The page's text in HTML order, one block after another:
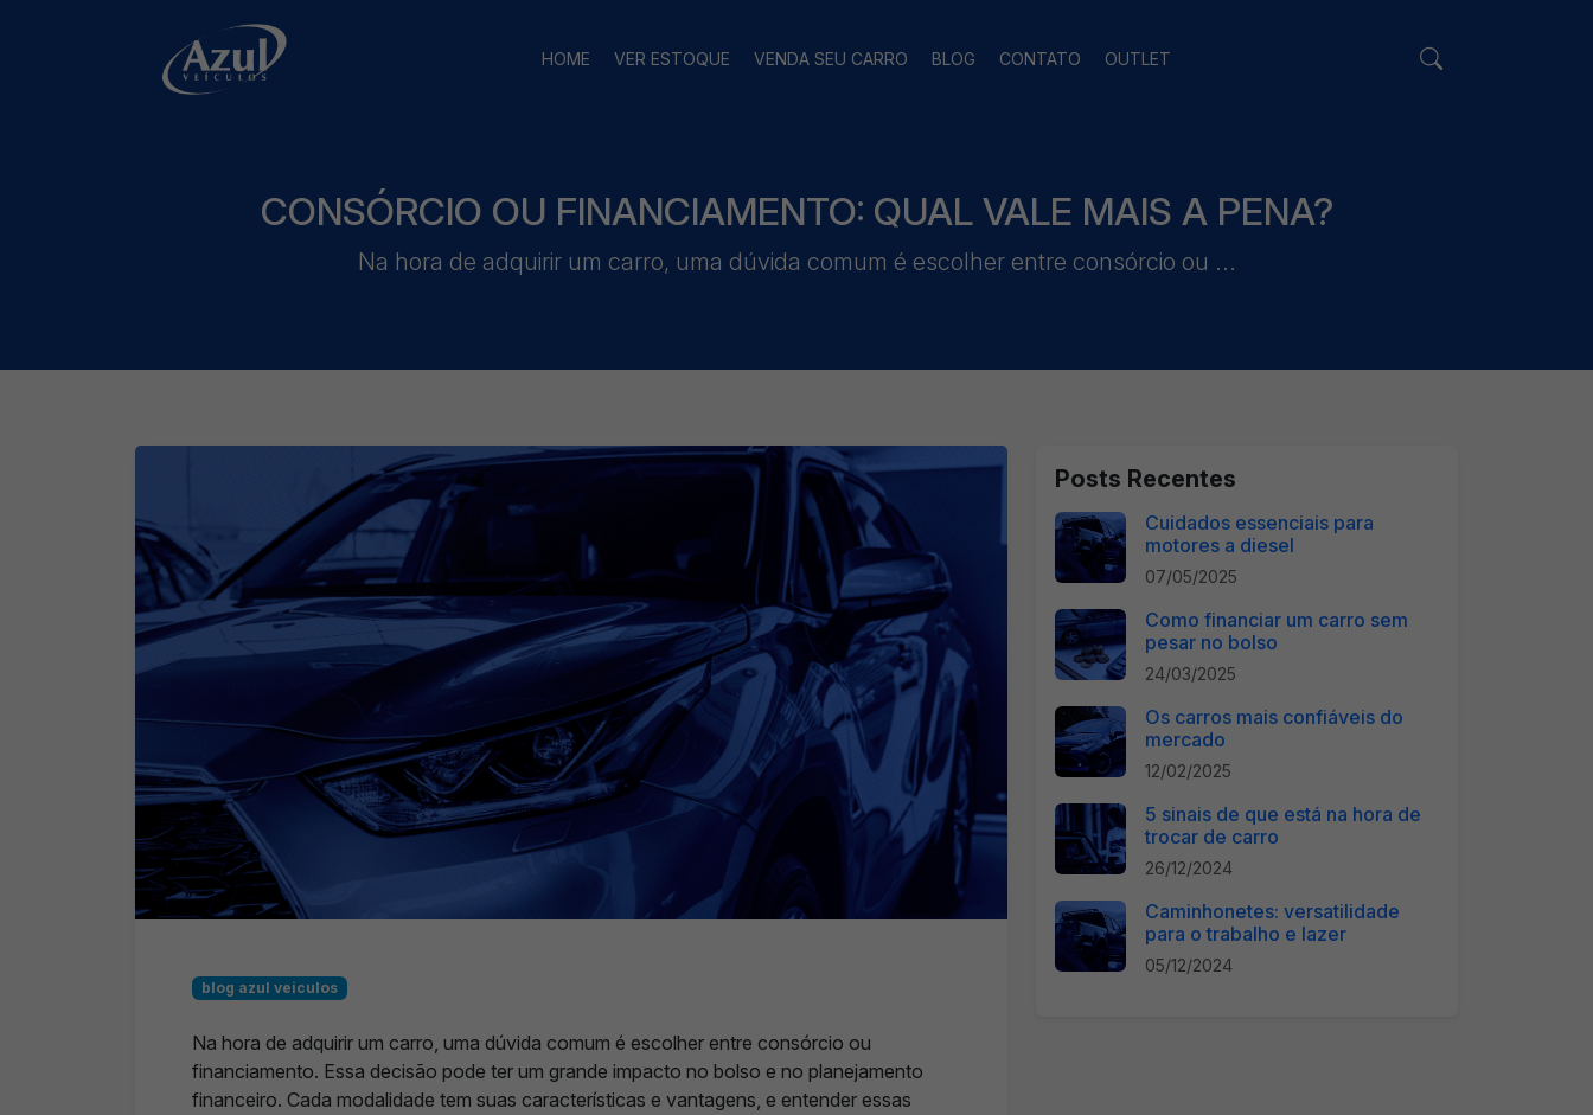
HOME VER ESTOQUE VENDA SEU CARRO BLOG CONTATO OUTLET
CONSÓRCIO OU FINANCIAMENTO: QUAL VALE MAIS A PENA?
Na hora de adquirir um carro, uma dúvida comum é escolher entre consórcio ou ...
blog azul veiculos
Na hora de adquirir um carro, uma dúvida comum é escolher entre consórcio ou
financiamento. Essa decisão pode ter um grande impacto no bolso e no planejamento
financeiro. Cada modalidade tem suas características e vantagens, e entender essas
Posts Recentes
Cuidados essenciais para
motores a diesel
07/05/2025
Como financiar um carro sem
pesar no bolso
24/03/2025
Os carros mais confiáveis do
mercado
12/02/2025
5 sinais de que está na hora de
trocar de carro
26/12/2024
Caminhonetes: versatilidade
para o trabalho e lazer
05/12/2024